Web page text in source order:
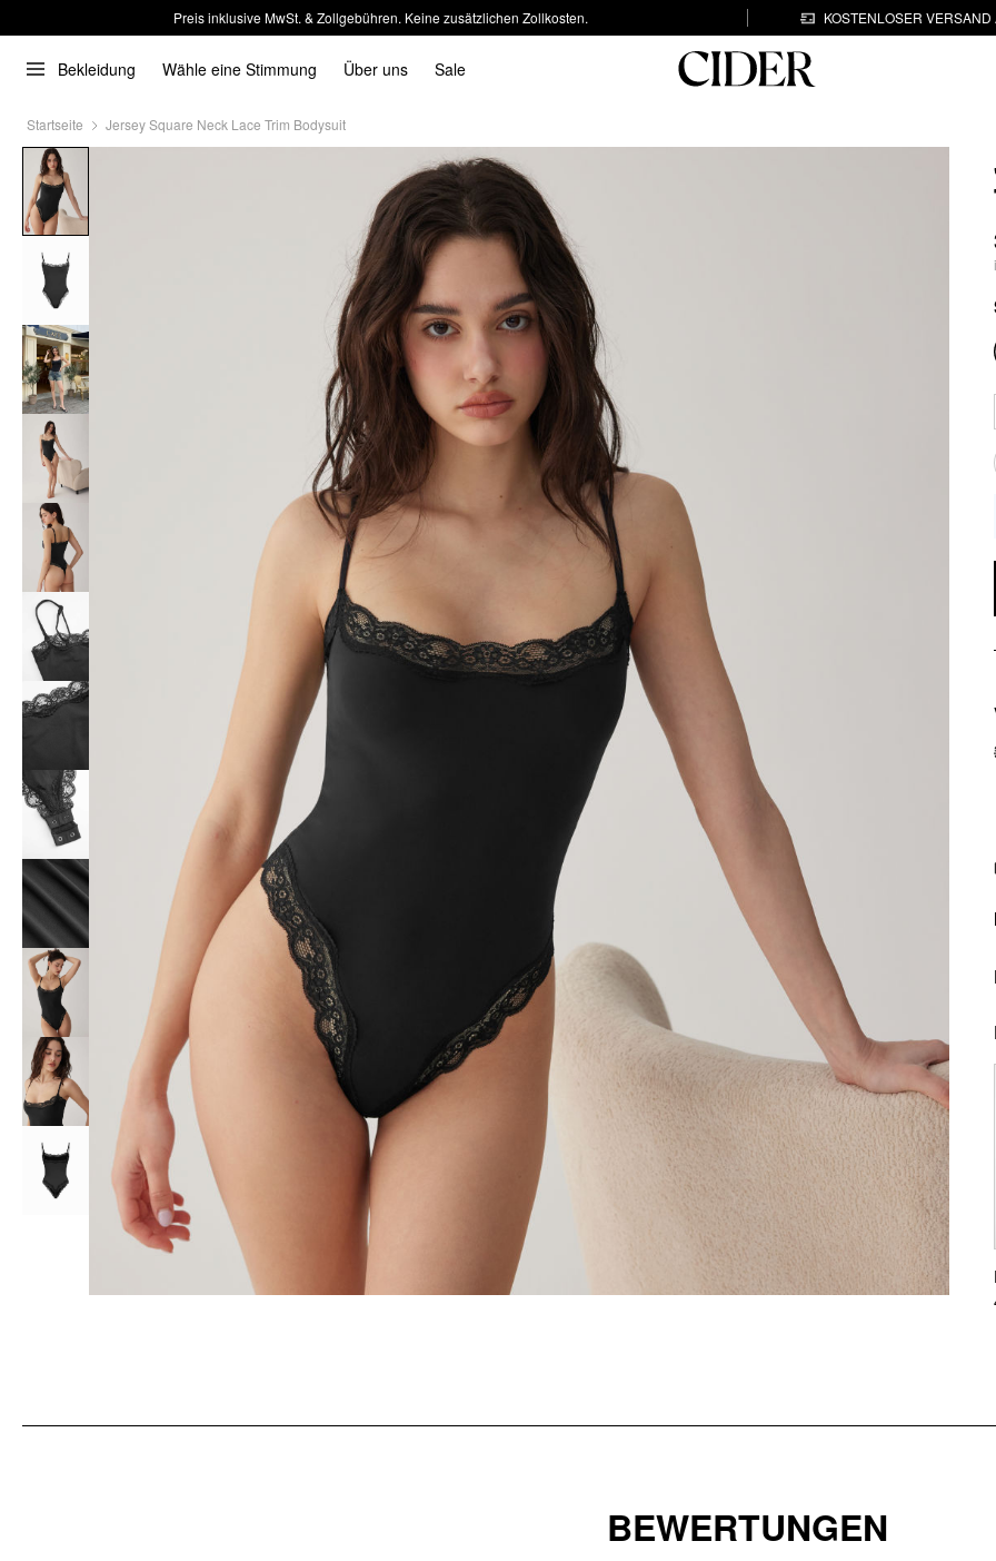
Preis inklusive MwSt. & Zollgebühren. Keine zusätzlichen Zollkosten. KOSTENLOSER
Bekleidung Wähle eine Stimmung Über uns Sale
Startseite Jersey Square Neck Lace Trim Bodysuit
BEWERTUNGEN